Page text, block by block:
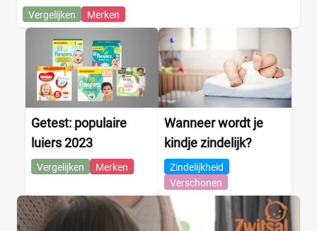
Amazon
Babydrogist
BigGreenSmile
Bol (0)
+9 meer
Vergelijken Merken
Getest: populaire
luiers 2023
Vergelijken Merken
Wanneer wordt je
kindje zindelijk?
Zindelijkheid
Verschonen